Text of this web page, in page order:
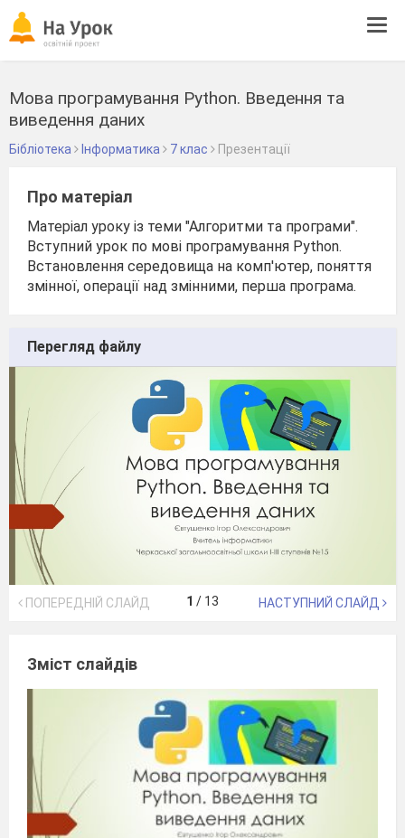
Мова програмування Python. Введення та
виведення даних
Бібліотека Інформатика 7 клас Презентації
Про матеріал
Матеріал уроку із теми "Алгоритми та програми".
Вступний урок по мові програмування Python.
Встановлення середовища на комп'ютер, поняття
змінної, операції над змінними, перша програма.
Перегляд файлу
ПОПЕРЕДНІЙ СЛАЙД 1 / 13 НАСТУПНИЙ СЛАЙД
Зміст слайдів